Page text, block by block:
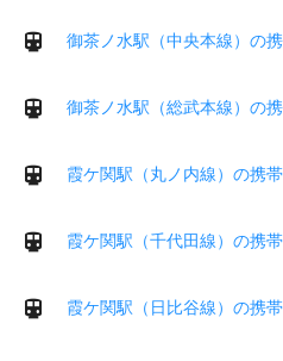
御茶ノ水駅（中央本線）の
御茶ノ水駅（総武本線）の
霞ケ関駅（丸ノ内線）の携
霞ケ関駅（千代田線）の携
霞ケ関駅（日比谷線）の携